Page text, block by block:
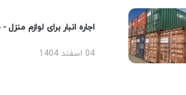
اجاره انبار برای لوازم منزل -
04 اسفند 1404